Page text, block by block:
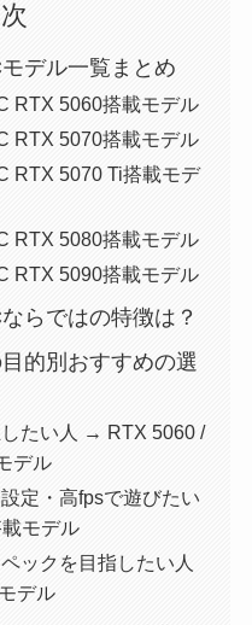
デル一覧まとめ
RTX 5060搭載モデル
RTX 5070搭載モデル
RTX 5070 Ti搭載モデ
RTX 5080搭載モデル
RTX 5090搭載モデル
らではの特徴は？
的別おすすめの選
たい人 → RTX 5060 /
デル
定・高fpsで遊びたい
モデル
ックを目指したい人
デル